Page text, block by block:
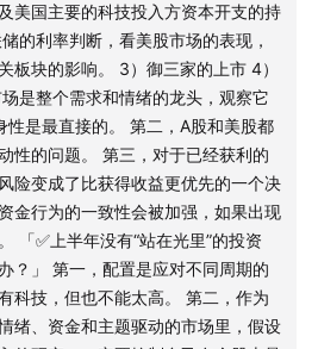
的一点是，它不仅以持有的资产
括一些其他任务，比如完成一个
投资任务，都可以获取相应的积
，它做到了投资者教育和资产积
好在股票账户里投了华夏基金出
来有投资指数基金的计划，那薅
级的上涨，利润也是史诗级的上涨。
标志性事件是铠侠（东芝分裂的半导
成为日本第一大市值股票。
、周线级别。
起，重新成为了整个美股叙事中的中
往往都带着一根很长的上影线。上半年
了一根长长的上影线，主要的跌幅由二
环比在下降。对比去年，依然有20%
映的预期过于乐观，可能会有一些反
美国主要的科技投入方资本开支的持
的利率判断，看美股市场的表现，
板块的影响。 3）御三家的上市 4）
是整个需求和情绪的龙头，观察它
性是最直接的。 第二，A股和美股都
性的问题。 第三，对于已经获利的
险变成了比获得收益更优先的一个决
金行为的一致性会被加强，如果出现
「✅上半年没有“站在光里”的投资
？」 第一，配置是应对不同周期的
科技，但也不能太高。 第二，作为
绪、资金和主题驱动的市场里，假设